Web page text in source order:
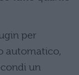
per
automatico,
un